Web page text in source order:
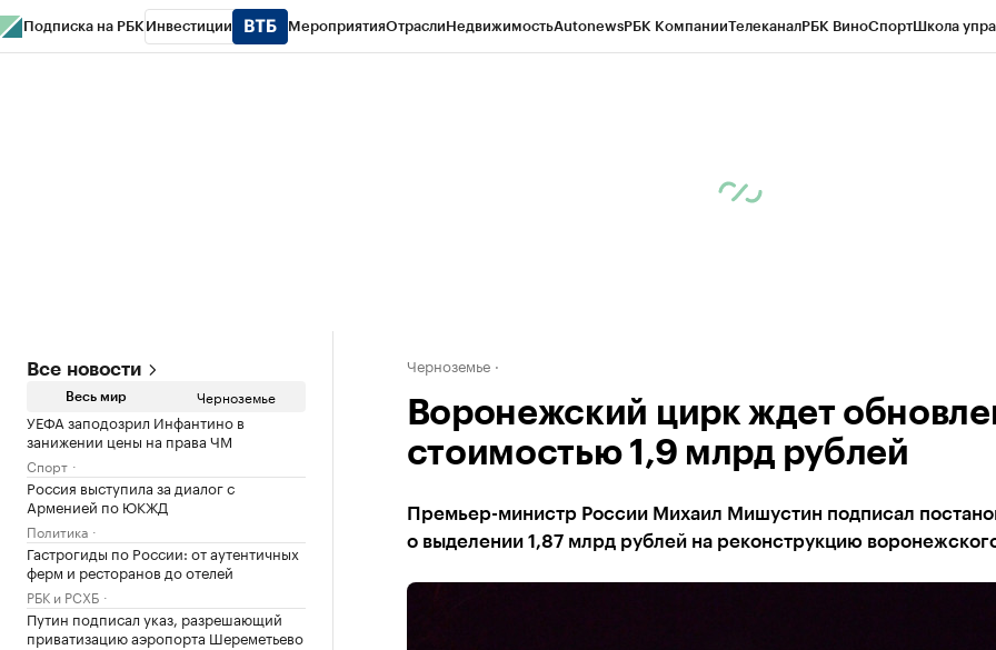
Подписка на РБК Инвестиции МероприятияОтраслиНедвижимостьAutonewsРБК КомпанииТелеканалРБК ВиноСпортШкола
Все новости
Весь мир Черноземье
УЕФА заподозрил Инфантино в
занижении цены на права ЧМ
Спорт
Россия выступила за диалог с
Арменией по ЮКЖД
Политика
Гастрогиды по России: от аутентичных
ферм и ресторанов до отелей
РБК и РСХБ
Путин подписал указ, разрешающий
приватизацию аэропорта Шереметьево
Черноземье
Воронежский цирк ждет
стоимостью 1,9 млрд рублей
Премьер-министр России Михаил Мишустин подписал
о выделении 1,87 млрд рублей на реконструкцию